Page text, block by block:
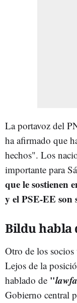
La portavoz del
ha afirmado que
hechos". Los
importante para
que le sostienen
y el PSE-EE son
Bildu
Otro de los socios
Lejos de la
hablado de "
Gobierno central